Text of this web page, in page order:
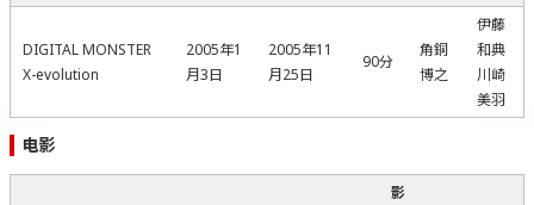
DIGITAL MONSTER
X-evolution
2005年1
月3日
2005年11
月25日
90分
角銅
博之
伊藤
和典
川崎
美羽
电影
影